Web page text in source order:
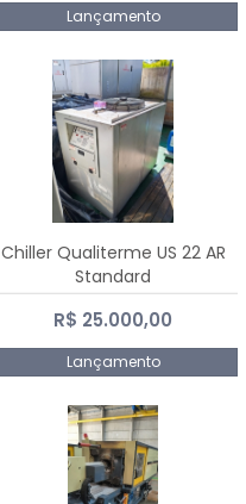
Lançamento
Chiller Qualiterme US 22 AR
Standard
R$ 25.000,00
Lançamento